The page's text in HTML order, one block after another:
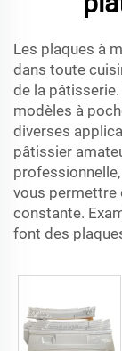
Les plaques à
dans toute
de la
modèles à
diverses
pâtissier
vous permettre
constante.
font des